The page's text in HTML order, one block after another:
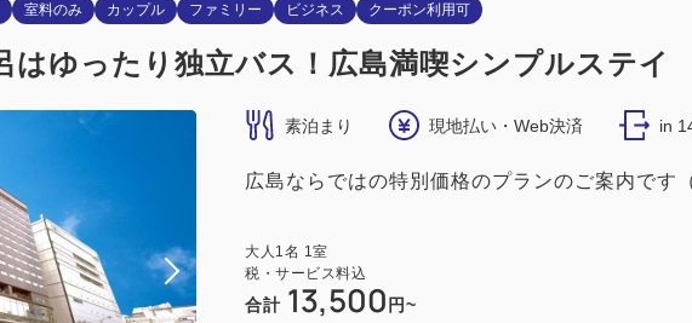
室料のみ カップル ファミリー ビジネス クーポン利用可
はゆったり独立バス！広島満喫シンプルステイ
素泊まり 現地払い・Web決済 in
広島ならではの特別価格のプランのご案内です
大人 1名 1室
税・サービス料込
合計 13,500 円~